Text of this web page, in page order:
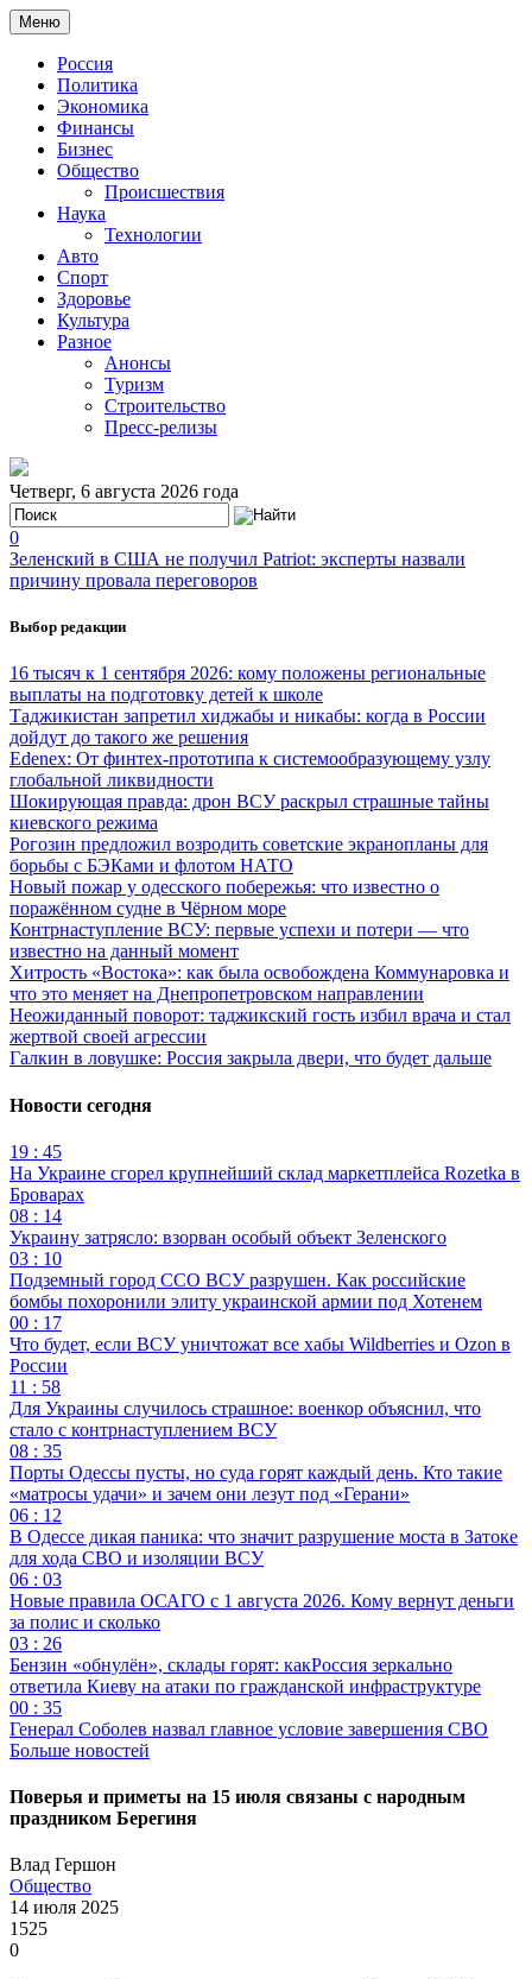
Меню
Россия
Политика
Экономика
Финансы
Бизнес
Общество
Происшествия
Наука
Технологии
Авто
Спорт
Здоровье
Культура
Разное
Анонсы
Туризм
Строительство
Пресс-релизы
Четверг, 6 августа 2026 года
0
Зеленский в США не получил Patriot: эксперты назвали
причину провала переговоров
Выбор редакции
16 тысяч к 1 сентября 2026: кому положены региональные
выплаты на подготовку детей к школе
Таджикистан запретил хиджабы и никабы: когда в России
дойдут до такого же решения
Edenex: От финтех-прототипа к системообразующему узлу
глобальной ликвидности
Шокирующая правда: дрон ВСУ раскрыл страшные тайны
киевского режима
Рогозин предложил возродить советские экранопланы для
борьбы с БЭКами и флотом НАТО
Новый пожар у одесского побережья: что известно о
поражённом судне в Чёрном море
Контрнаступление ВСУ: первые успехи и потери — что
известно на данный момент
Хитрость «Востока»: как была освобождена Коммунаровка и
что это меняет на Днепропетровском направлении
Неожиданный поворот: таджикский гость избил врача и стал
жертвой своей агрессии
Галкин в ловушке: Россия закрыла двери, что будет дальше
Новости сегодня
19 : 45
На Украине сгорел крупнейший склад маркетплейса Rozetka в
Броварах
08 : 14
Украину затрясло: взорван особый объект Зеленского
03 : 10
Подземный город ССО ВСУ разрушен. Как российские
бомбы похоронили элиту украинской армии под Хотенем
00 : 17
Что будет, если ВСУ уничтожат все хабы Wildberries и Ozon в
России
11 : 58
Для Украины случилось страшное: военкор объяснил, что
стало с контрнаступлением ВСУ
08 : 35
Порты Одессы пусты, но суда горят каждый день. Кто такие
«матросы удачи» и зачем они лезут под «Герани»
06 : 12
В Одессе дикая паника: что значит разрушение моста в Затоке
для хода СВО и изоляции ВСУ
06 : 03
Новые правила ОСАГО с 1 августа 2026. Кому вернут деньги
за полис и сколько
03 : 26
Бензин «обнулён», склады горят: какРоссия зеркально
ответила Киеву на атаки по гражданской инфраструктуре
00 : 35
Генерал Соболев назвал главное условие завершения СВО
Больше новостей
Поверья и приметы на 15 июля связаны с народным
праздником Берегиня
Влад Гершон
Общество
14 июля 2025
1525
0